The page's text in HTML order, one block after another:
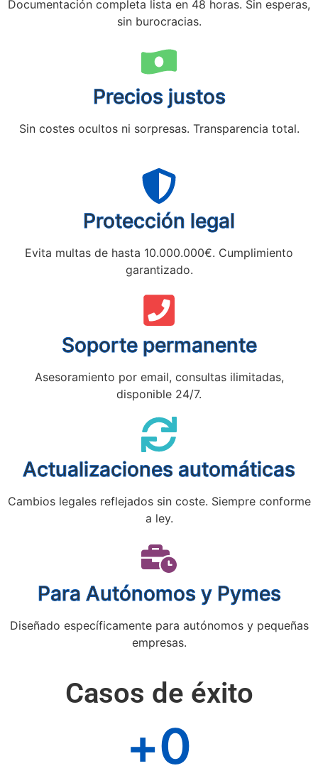
Documentación completa lista en 48 horas. Sin esperas,
sin burocracias.
Precios justos
Sin costes ocultos ni sorpresas. Transparencia total.
Protección legal
Evita multas de hasta 10.000.000€. Cumplimiento
garantizado.
Soporte permanente
Asesoramiento por email, consultas ilimitadas,
disponible 24/7.
Actualizaciones automáticas
Cambios legales reflejados sin coste. Siempre conforme
a ley.
Para Autónomos y Pymes
Diseñado específicamente para autónomos y pequeñas
empresas.
Casos de éxito
+0